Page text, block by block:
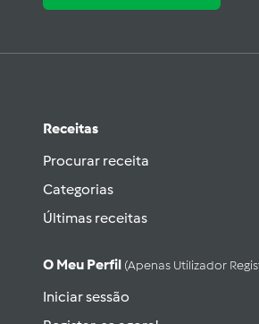
Receitas
Procurar receita
Categorias
Últimas receitas
O Meu Perfil (apenas Utilizador
Iniciar sessão